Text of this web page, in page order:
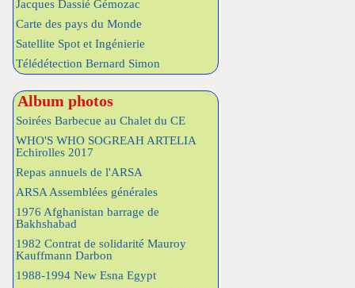
Jacques Dassié Gémozac
Carte des pays du Monde
Satellite Spot et Ingénierie
Télédétection Bernard Simon
Album photos
Soirées Barbecue au Chalet du CE
WHO'S WHO SOGREAH ARTELIA
Echirolles 2017
Repas annuels de l'ARSA
ARSA Assemblées générales
1976 Afghanistan barrage de
Bakhshabad
1982 Contrat de solidarité Mauroy
Kauffmann Darbon
1988-1994 New Esna Egypt